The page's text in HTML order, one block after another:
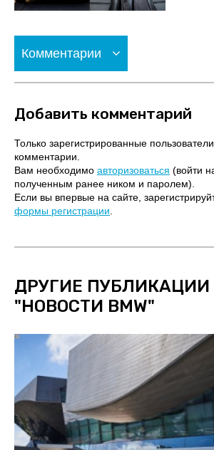
Комментарии
Добавить комментарий
Только зарегистрированные
комментарии.
Вам необходимо авторизоваться (войти
полученным ранее ником и паролем).
Если вы впервые на сайте,
формы регистрации
ДРУГИЕ ПУБЛИКАЦИИ
"НОВОСТИ BMW"